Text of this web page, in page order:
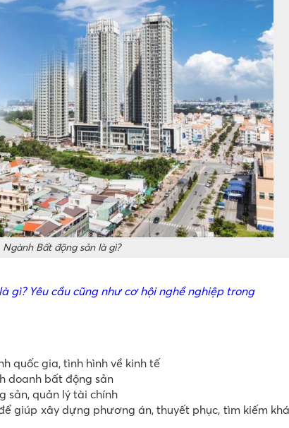
Ngành Bất động sản là gì?
gì? Yêu cầu cũng như cơ hội nghề nghiệp trong
quốc gia, tình hình về kinh tế
doanh bất động sản
sản, quản lý tài chính
giúp xây dựng phương án, thuyết phục, tìm kiếm